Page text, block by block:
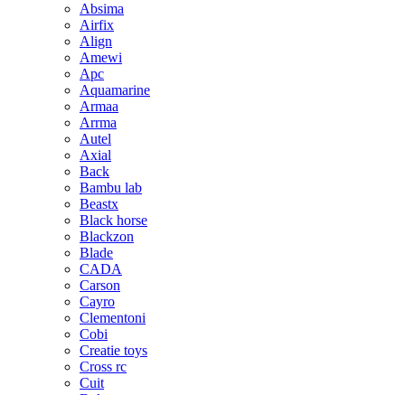
Absima
Airfix
Align
Amewi
Apc
Aquamarine
Armaa
Arrma
Autel
Axial
Back
Bambu lab
Beastx
Black horse
Blackzon
Blade
CADA
Carson
Cayro
Clementoni
Cobi
Creatie toys
Cross rc
Cuit